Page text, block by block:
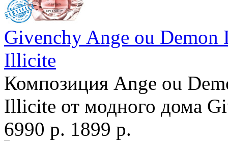
Givenchy Ange ou Demon
Illicite
Композиция Ange ou
Illicite от модного дома
6990 р. 1899 р.